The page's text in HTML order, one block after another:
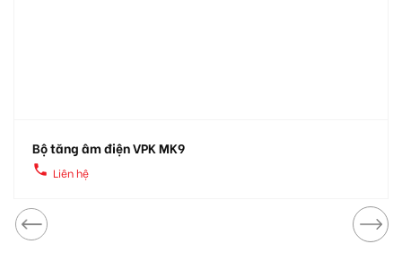
Bộ tăng âm điện VPK MK9
local_phone Liên hệ